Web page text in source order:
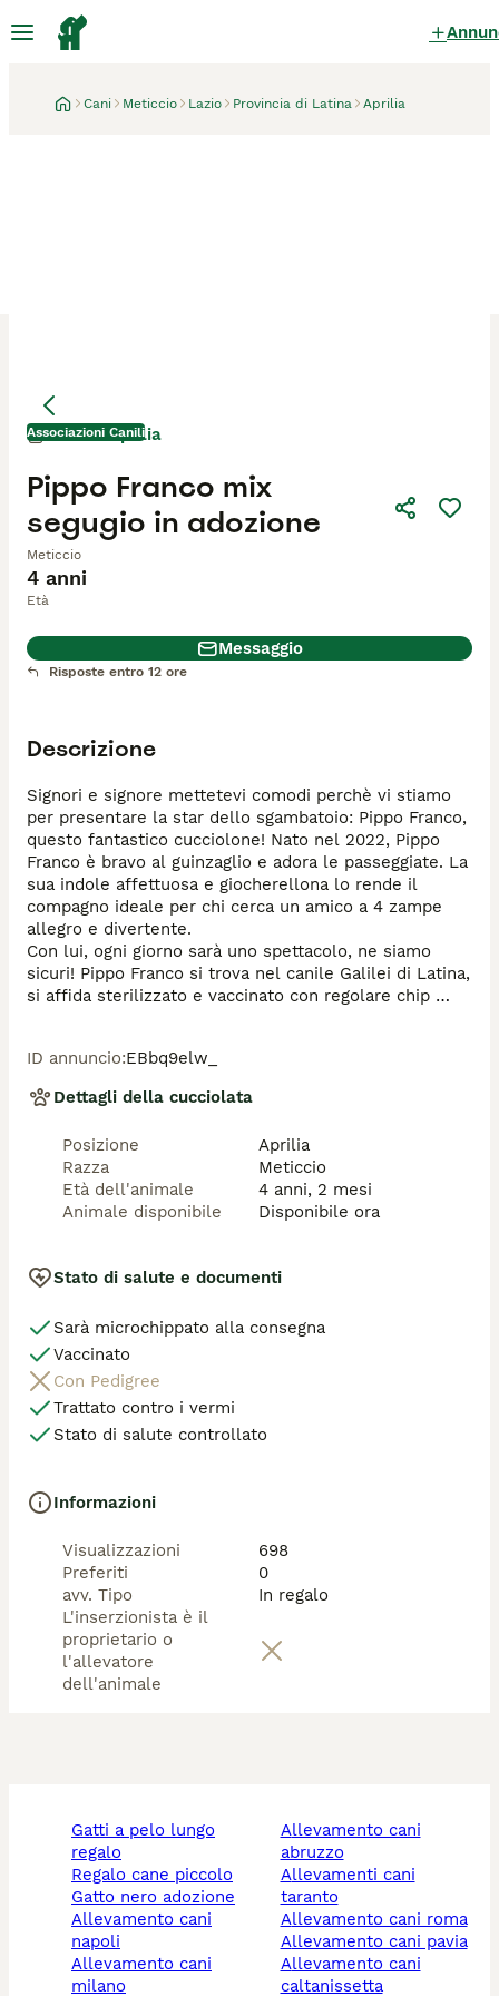
Cani Meticcio Lazio Provincia di Latina Aprilia
Associazioni Canili
4 anni
Età
Pippo Franco mix
segugio in adozione
Meticcio
1 mese Aprilia
Messaggio
Risposte entro 12 ore
Descrizione
Signori e signore mettetevi comodi perchè vi stiamo
per presentare la star dello sgambatoio: Pippo Franco,
questo fantastico cucciolone! Nato nel 2022, Pippo
Franco è bravo al guinzaglio e adora le passeggiate. La
sua indole affettuosa e giocherellona lo rende il
compagno ideale per chi cerca un amico a 4 zampe
allegro e divertente.
Con lui, ogni giorno sarà uno spettacolo, ne siamo
sicuri! Pippo Franco si trova nel canile Galilei di Latina,
si affida sterilizzato e vaccinato con regolare chip
📞 Paola 331/ ****** 📞 Antonietta 338/ ******
(chiamate dopo le 17.00)
📞 Sonia ****** 📞 Claudia 334/ ****** (solo
Se non rispondiamo subito è perché siamo a lavoro,
lasciate un messaggio e sarete ricontattati.
ID annuncio:EBbq9elw_
Dettagli della cucciolata
Posizione
Aprilia
Razza
Meticcio
Età dell'animale
4 anni, 2 mesi
Animale disponibile
Disponibile ora
Stato di salute e documenti
Sarà microchippato alla consegna
Vaccinato
Con Pedigree
Trattato contro i vermi
Stato di salute controllato
Informazioni
Visualizzazioni
698
Preferiti
0
avv. Tipo
In regalo
L'inserzionista è il
proprietario o
l'allevatore
dell'animale
gatti a pelo lungo
regalo
regalo cane piccolo
gatto nero adozione
allevamento cani
napoli
allevamento cani
milano
allevamento cani
abruzzo
allevamenti cani
taranto
allevamento cani roma
allevamento cani pavia
allevamento cani
caltanissetta